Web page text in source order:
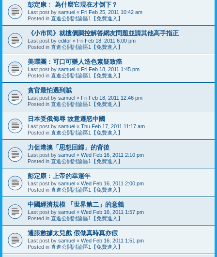
彭定康﹕ 為什麼它現在才倒下？
Last post by samuel « Fri Feb 25, 2011 10:42 am
Posted in 直進公開討論區1【免費進入】
《小市民》就樓價調控解答網友問題並請其他高手指正
Last post by editor « Fri Feb 18, 2011 6:00 pm
Posted in 直進公開討論區1【免費進入】
美環團：可口可樂人造色素疑致癌
Last post by samuel « Fri Feb 18, 2011 1:45 pm
Posted in 直進公開討論區1【免費進入】
貪官最怕遇到賊
Last post by samuel « Fri Feb 18, 2011 12:46 pm
Posted in 直進公開討論區1【免費進入】
日本受俄侮辱 故意遷怒中國
Last post by samuel « Thu Feb 17, 2011 11:17 am
Posted in 直進公開討論區1【免費進入】
力促港澳「思想回歸」的背後
Last post by samuel « Wed Feb 16, 2011 2:10 pm
Posted in 直進公開討論區1【免費進入】
彭定康﹕上帝的幸運年
Last post by samuel « Wed Feb 16, 2011 2:00 pm
Posted in 直進公開討論區1【免費進入】
中國經濟規模 「世界第二」的意義
Last post by samuel « Wed Feb 16, 2011 1:57 pm
Posted in 直進公開討論區1【免費進入】
通脹數據太兒戲 假做真時真亦假
Last post by samuel « Wed Feb 16, 2011 1:51 pm
Posted in 直進公開討論區1【免費進入】